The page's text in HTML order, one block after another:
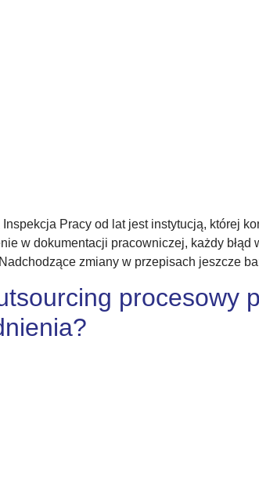
Inspekcja Pracy od lat jest instytucją, której
w dokumentacji pracowniczej, każdy
zmiany w przepisach jeszcze
procesowy